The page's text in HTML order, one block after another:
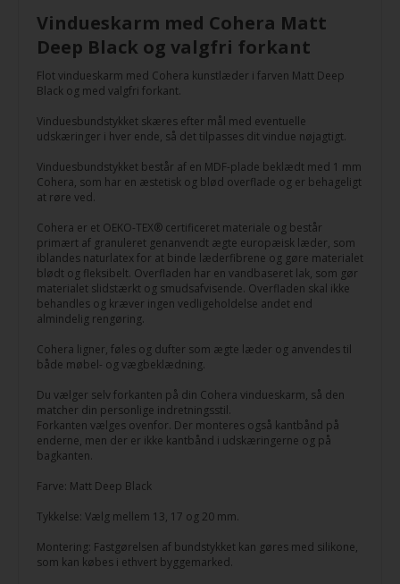
Vindueskarm med Cohera Matt
Deep Black og valgfri forkant
Flot vindueskarm med Cohera kunstlæder i farven Matt Deep
Black og med valgfri forkant.
Vinduesbundstykket skæres efter mål med eventuelle
udskæringer i hver ende, så det tilpasses dit vindue nøjagtigt.
Vinduesbundstykket består af en MDF-plade beklædt med 1 mm
Cohera, som har en æstetisk og blød overflade og er behageligt
at røre ved.
Cohera er et OEKO-TEX® certificeret materiale og består
primært af granuleret genanvendt ægte europæisk læder, som
iblandes naturlatex for at binde læderfibrene og gøre materialet
blødt og fleksibelt. Overfladen har en vandbaseret lak, som gør
materialet slidstærkt og smudsafvisende. Overfladen skal ikke
behandles og kræver ingen vedligeholdelse andet end
almindelig rengøring.
Cohera ligner, føles og dufter som ægte læder og anvendes til
både møbel- og vægbeklædning.
Du vælger selv forkanten på din Cohera vindueskarm, så den
matcher din personlige indretningsstil.
Forkanten vælges ovenfor. Der monteres også kantbånd på
enderne, men der er ikke kantbånd i udskæringerne og på
bagkanten.
Farve: Matt Deep Black
Tykkelse: Vælg mellem 13, 17 og 20 mm.
Montering: Fastgørelsen af bundstykket kan gøres med silikone,
som kan købes i ethvert byggemarked.